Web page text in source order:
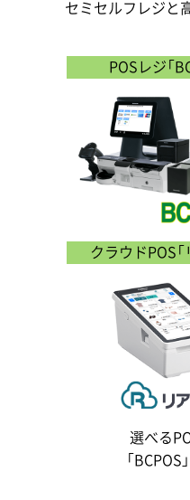
セミセルフレジと
POSレジ「
クラウドPOS
選べる
「BCPOS